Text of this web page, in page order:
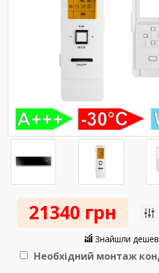
21340 грн
Знайшли
Необхідний монтаж